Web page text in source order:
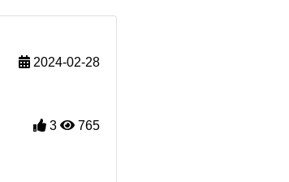
2024-02-28
3 765